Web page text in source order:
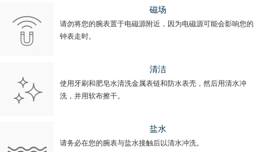
磁场
请勿将您的腕表置于电磁源附近，因为电磁源可能会影响您的
钟表走时。
清洁
使用牙刷和肥皂水清洗金属表链和防水表壳，然后用清水冲
洗，并用软布擦干。
盐水
请务必在您的腕表与盐水接触后以清水冲洗。